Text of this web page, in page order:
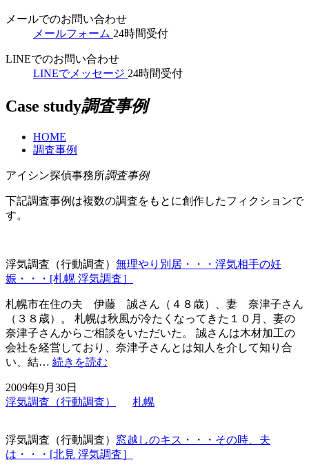
メールでのお問い合わせ
メールフォーム 24時間受付
LINEでのお問い合わせ
LINEでメッセージ 24時間受付
Case study調査事例
HOME
調査事例
アイシン探偵事務所調査事例
下記調査事例は複数の調査をもとに創作したフィクションで
す。
浮気調査（行動調査） 無理やり別居・・・浮気相手の妊
娠・・・[札幌 浮気調査］
札幌市在住の夫 伊藤 誠さん（４８歳）、妻 奈津子さん
（３８歳）。 札幌は秋風が冷たくなってきた１０月、妻の
奈津子さんからご相談をいただいた。 誠さんは木材加工の
会社を経営しており、奈津子さんとは知人を介して知り合
い、結… 続きを読む
り
居・・・
浮
気
2009年9月30日
浮気調査（行動調査）
札幌
浮気調査（行動調査） 窓越しのキス・・・その時、夫
は・・・[北見 浮気調査］